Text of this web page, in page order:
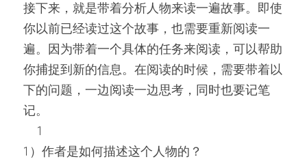
接下来，就是带着分析人物来读一遍故事。即使
你以前已经读过这个故事，也需要重新阅读一
遍。因为带着一个具体的任务来阅读，可以帮助
你捕捉到新的信息。在阅读的时候，需要带着以
下的问题，一边阅读一边思考，同时也要记笔
记。
     1
1）作者是如何描述这个人物的？